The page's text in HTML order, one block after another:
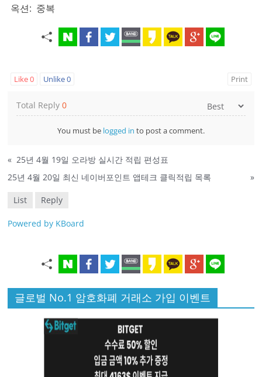
옥션: 중복
Like0 Unlike0 Print
Total Reply0
You must be logged in to post a comment.
« 25년 4월 19일 오라방 실시간 적립 편성표
25년 4월 20일 최신 네이버포인트 앱테크 클릭적립 목록
»
List Reply
Powered by KBoard
글로벌 No.1 암호화폐 거래소 가입 이벤트